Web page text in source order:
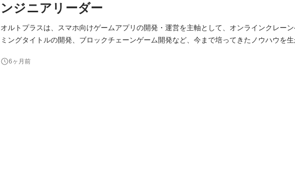
ンジニアリーダー
オルトプラスは、スマホ向けゲームアプリの開発・運営を主軸として、オンラインクレー
ミングタイトルの開発、ブロックチェーンゲーム開発など、今まで培ってきたノウハウを
6ヶ月前